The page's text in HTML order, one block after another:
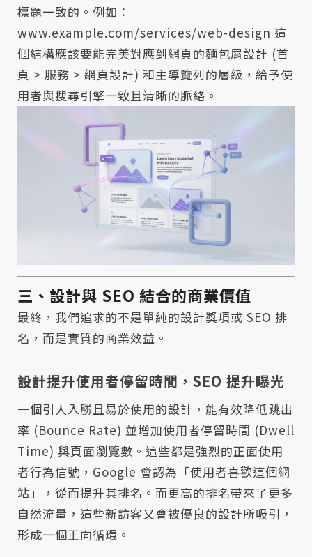
標題一致的。例如：
www.example.com/services/web-design 這
個結構應該要能完美對應到網頁的麵包屑設計 (首
頁 > 服務 > 網頁設計) 和主導覽列的層級，給予使
用者與搜尋引擎一致且清晰的脈絡。
三、設計與 SEO 結合的商業價值
最終，我們追求的不是單純的設計獎項或 SEO 排
名，而是實質的商業效益。
設計提升使用者停留時間，SEO 提升曝光
一個引人入勝且易於使用的設計，能有效降低跳出
率 (Bounce Rate) 並增加使用者停留時間 (Dwell
Time) 與頁面瀏覽數。這些都是強烈的正面使用
者行為信號，Google 會認為「使用者喜歡這個網
站」，從而提升其排名。而更高的排名帶來了更多
自然流量，這些新訪客又會被優良的設計所吸引，
形成一個正向循環。